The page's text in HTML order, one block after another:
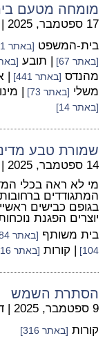
מומחה מטעם
17 ספטמבר, 2025 |
בית-המשפט [באתר 281]
[באתר 67] | תובע [באתר
מהנדס [באתר 441] |
משלי [באתר 73] |
[באתר 14]
שמורת טבע
14 ספטמבר, 2025 |
מי לא ראה בכלי
המתגודדים
בגופם כבישים
יוצרים הפגנת
בית משותף [באתר 84]
104]
| קורות [באתר 316]
הסתרת השמש
9 ספטמבר, 2025 |
קורות [באתר 316]